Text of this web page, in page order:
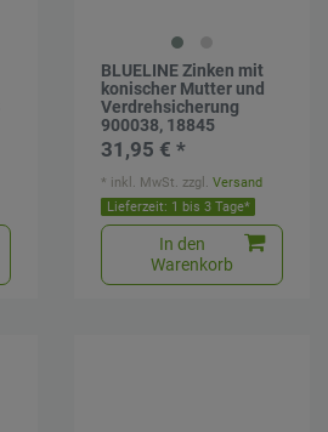
BLUELINE Zinken mit
konischer Mutter und
Verdrehsicherung
900038, 18845
31,95 € *
Lieferzeit: 1 bis 3 Tage*
In den
Warenkorb
* inkl. MwSt. zzgl.Versand